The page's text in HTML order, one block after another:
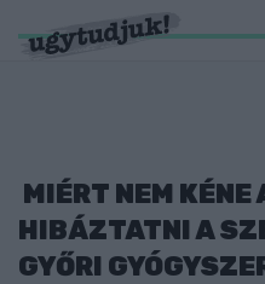
MIÉRT NEM
HIBÁZTATNI A
GYŐRI